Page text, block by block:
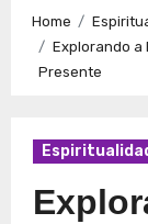
Caminhos para
Home
Explorando a
Presente